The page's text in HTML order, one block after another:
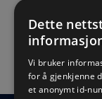
Dette
Vi bruker
for å gjenkjenne
et anonymt id-